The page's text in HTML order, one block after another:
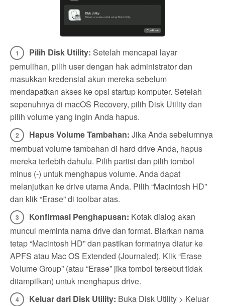
Pilih Disk Utility: Setelah mencapai layar
pemulihan, pilih user dengan hak administrator dan
masukkan kredensial akun mereka sebelum
mendapatkan akses ke opsi startup komputer. Setelah
sepenuhnya di macOS Recovery, pilih Disk Utility dan
pilih volume yang ingin Anda hapus.
Hapus Volume Tambahan: Jika Anda sebelumnya
membuat volume tambahan di hard drive Anda, hapus
mereka terlebih dahulu. Pilih partisi dan pilih tombol
minus (-) untuk menghapus volume. Anda dapat
melanjutkan ke drive utama Anda. Pilih “Macintosh HD”
dan klik “Erase” di toolbar atas.
Konfirmasi Penghapusan: Kotak dialog akan
muncul meminta nama drive dan format. Biarkan nama
tetap “Macintosh HD” dan pastikan formatnya diatur ke
APFS atau Mac OS Extended (Journaled). Klik “Erase
Volume Group” (atau “Erase” jika tombol tersebut tidak
ditampilkan) untuk menghapus drive.
Keluar dari Disk Utility: Buka Disk Utility > Keluar